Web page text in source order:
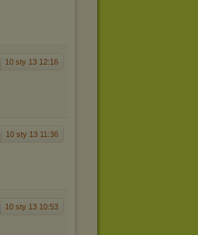
10 sty 13 12:16
10 sty 13 11:36
10 sty 13 10:53